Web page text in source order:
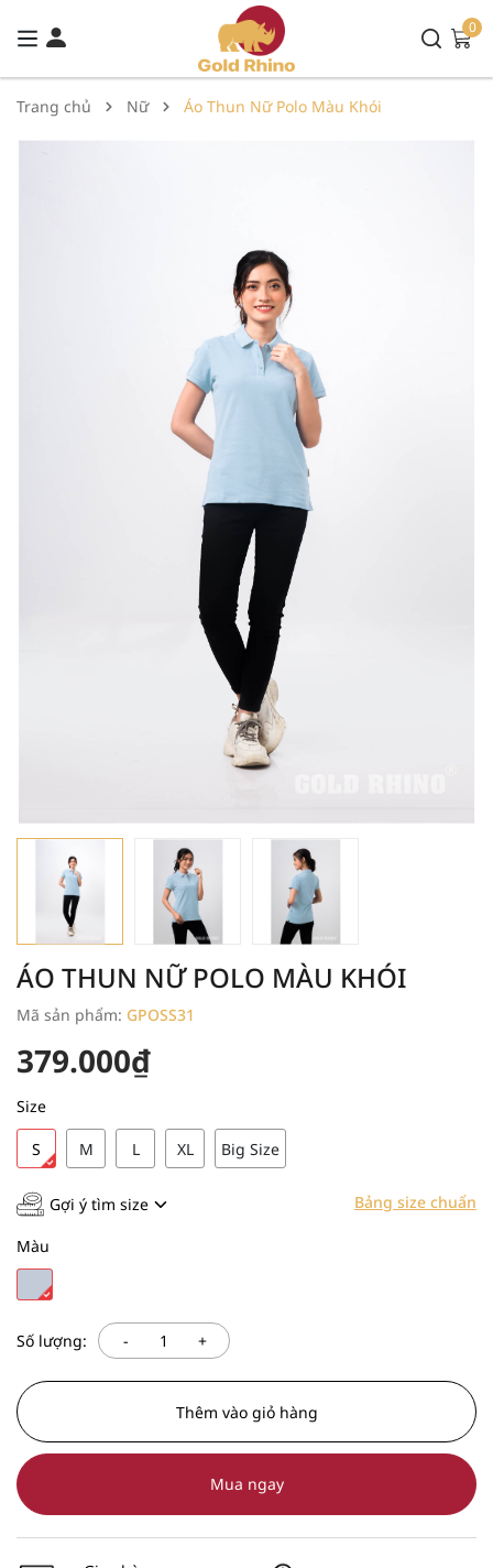
0
Trang chủ Nữ Áo Thun Nữ Polo Màu Khói
ÁO THUN NỮ POLO MÀU KHÓI
Mã sản phẩm: GPOSS31
379.000₫
Size
S M L XL Big Size
Gợi ý tìm size Bảng size chuẩn
Màu
Số lượng: - +
Thêm vào giỏ hàng
Mua ngay